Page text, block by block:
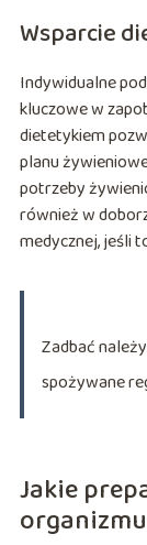
Wsparcie
Indywidualne
kluczowe w
dietetykiem
planu
potrzeby
również w
medycznej, jeśli
Zadbać
spożywane
Jakie